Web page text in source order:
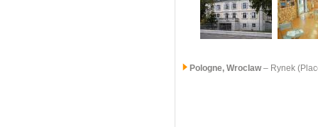
Pologne, Wroclaw– Rynek